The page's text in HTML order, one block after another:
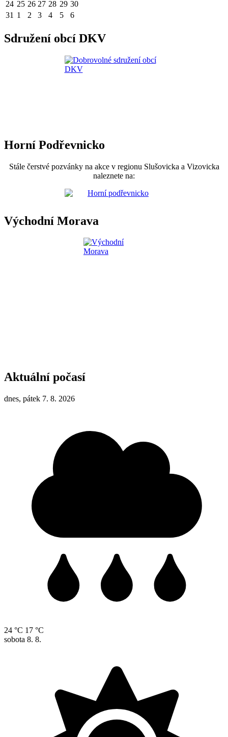
24 25 26 27 28 29 30
31 1 2 3 4 5 6
Sdružení obcí DKV
Horní Podřevnicko
Stále čerstvé pozvánky na akce v regionu Slušovicka a Vizovicka
naleznete na:
Východní Morava
Aktuální počasí
dnes, pátek 7. 8. 2026
24 °C 17 °C
sobota 8. 8.